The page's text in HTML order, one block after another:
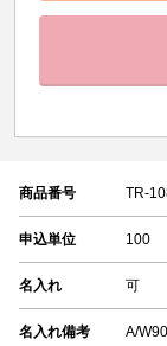
商品番号 TR-
申込単位 100
名入れ 可
名入れ備考 A/